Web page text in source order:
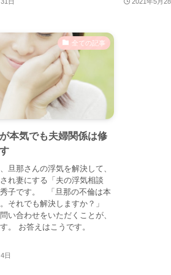
全ての記事
本気でも夫婦関係は修
旦那さんの浮気を解決して、
れ妻にする「夫の浮気相談
子です。 「旦那の不倫は本
それでも解決しますか？」
い合わせをいただくことが、
。 お答えはこうです。
日